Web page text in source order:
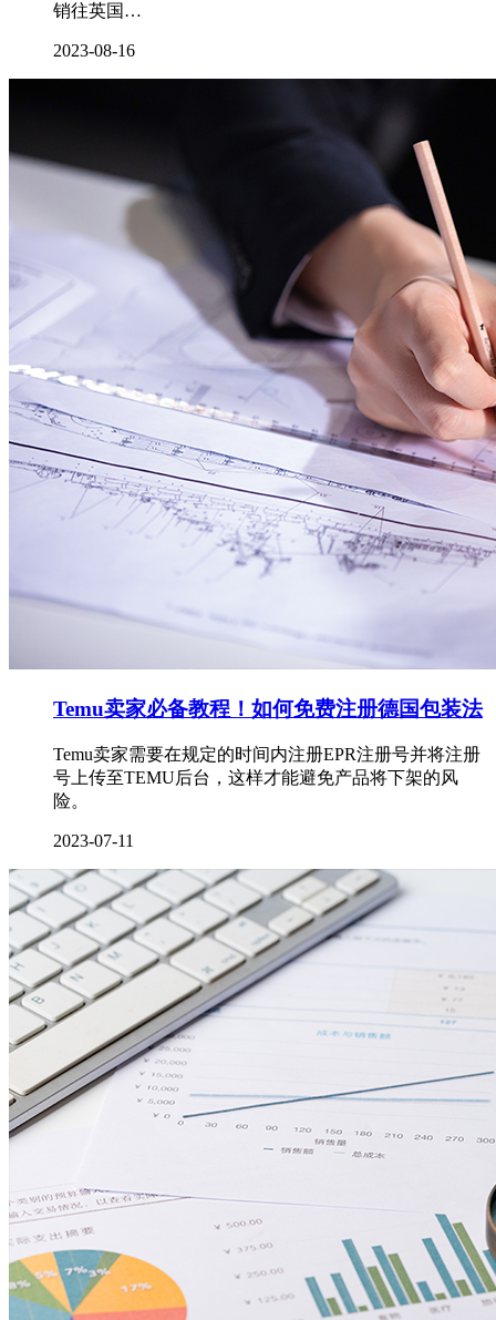
销往英国…
2023-08-16
Temu卖家必备教程！如何免费注册德国包装法
Temu卖家需要在规定的时间内注册EPR注册号并将注册
号上传至TEMU后台，这样才能避免产品将下架的风
险。
2023-07-11